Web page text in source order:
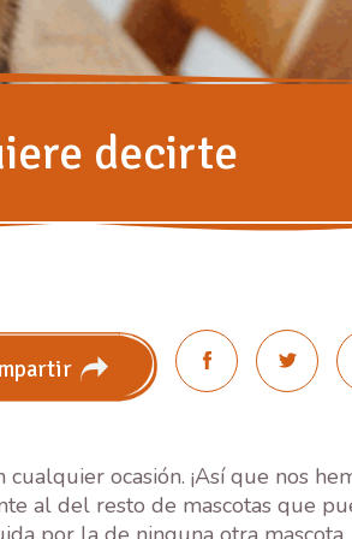
decirte
ocasión. ¡Así que nos
al del resto de mascotas que